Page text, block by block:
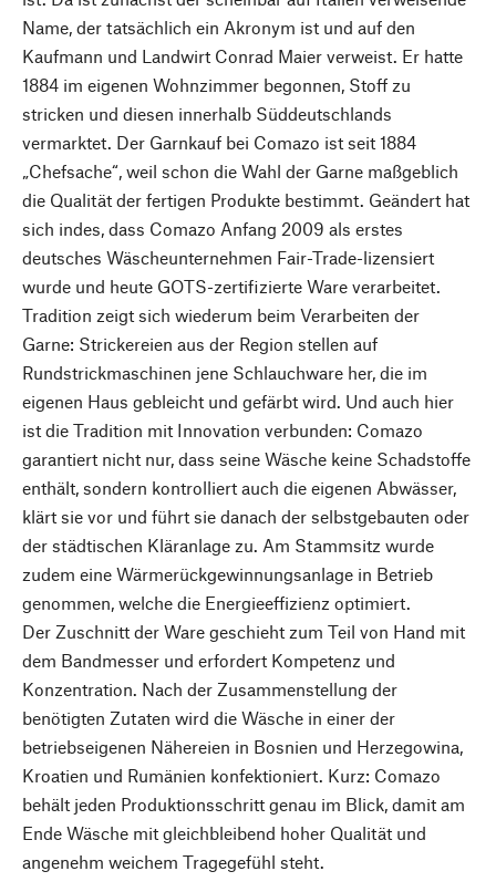
Name, der tatsächlich ein Akronym ist und auf den
Kaufmann und Landwirt Conrad Maier verweist. Er hatte
1884 im eigenen Wohnzimmer begonnen, Stoff zu
stricken und diesen innerhalb Süddeutschlands
vermarktet. Der Garnkauf bei Comazo ist seit 1884
„Chefsache“, weil schon die Wahl der Garne maßgeblich
die Qualität der fertigen Produkte bestimmt. Geändert hat
sich indes, dass Comazo Anfang 2009 als erstes
deutsches Wäscheunternehmen Fair-Trade-lizensiert
wurde und heute GOTS-zertifizierte Ware verarbeitet.
Tradition zeigt sich wiederum beim Verarbeiten der
Garne: Strickereien aus der Region stellen auf
Rundstrickmaschinen jene Schlauchware her, die im
eigenen Haus gebleicht und gefärbt wird. Und auch hier
ist die Tradition mit Innovation verbunden: Comazo
garantiert nicht nur, dass seine Wäsche keine Schadstoffe
enthält, sondern kontrolliert auch die eigenen Abwässer,
klärt sie vor und führt sie danach der selbstgebauten oder
der städtischen Kläranlage zu. Am Stammsitz wurde
zudem eine Wärmerückgewinnungsanlage in Betrieb
genommen, welche die Energieeffizienz optimiert.
Der Zuschnitt der Ware geschieht zum Teil von Hand mit
dem Bandmesser und erfordert Kompetenz und
Konzentration. Nach der Zusammenstellung der
benötigten Zutaten wird die Wäsche in einer der
betriebseigenen Nähereien in Bosnien und Herzegowina,
Kroatien und Rumänien konfektioniert. Kurz: Comazo
behält jeden Produktionsschritt genau im Blick, damit am
Ende Wäsche mit gleichbleibend hoher Qualität und
angenehm weichem Tragegefühl steht.